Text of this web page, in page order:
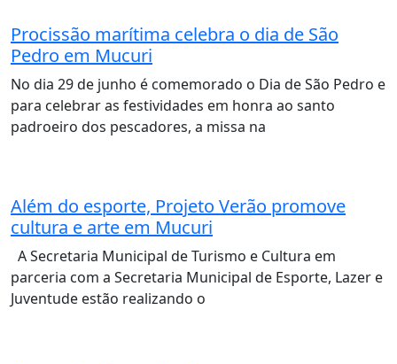
Procissão marítima celebra o dia de São
Pedro em Mucuri
No dia 29 de junho é comemorado o Dia de São Pedro e
para celebrar as festividades em honra ao santo
padroeiro dos pescadores, a missa na
Além do esporte, Projeto Verão promove
cultura e arte em Mucuri
A Secretaria Municipal de Turismo e Cultura em
parceria com a Secretaria Municipal de Esporte, Lazer e
Juventude estão realizando o